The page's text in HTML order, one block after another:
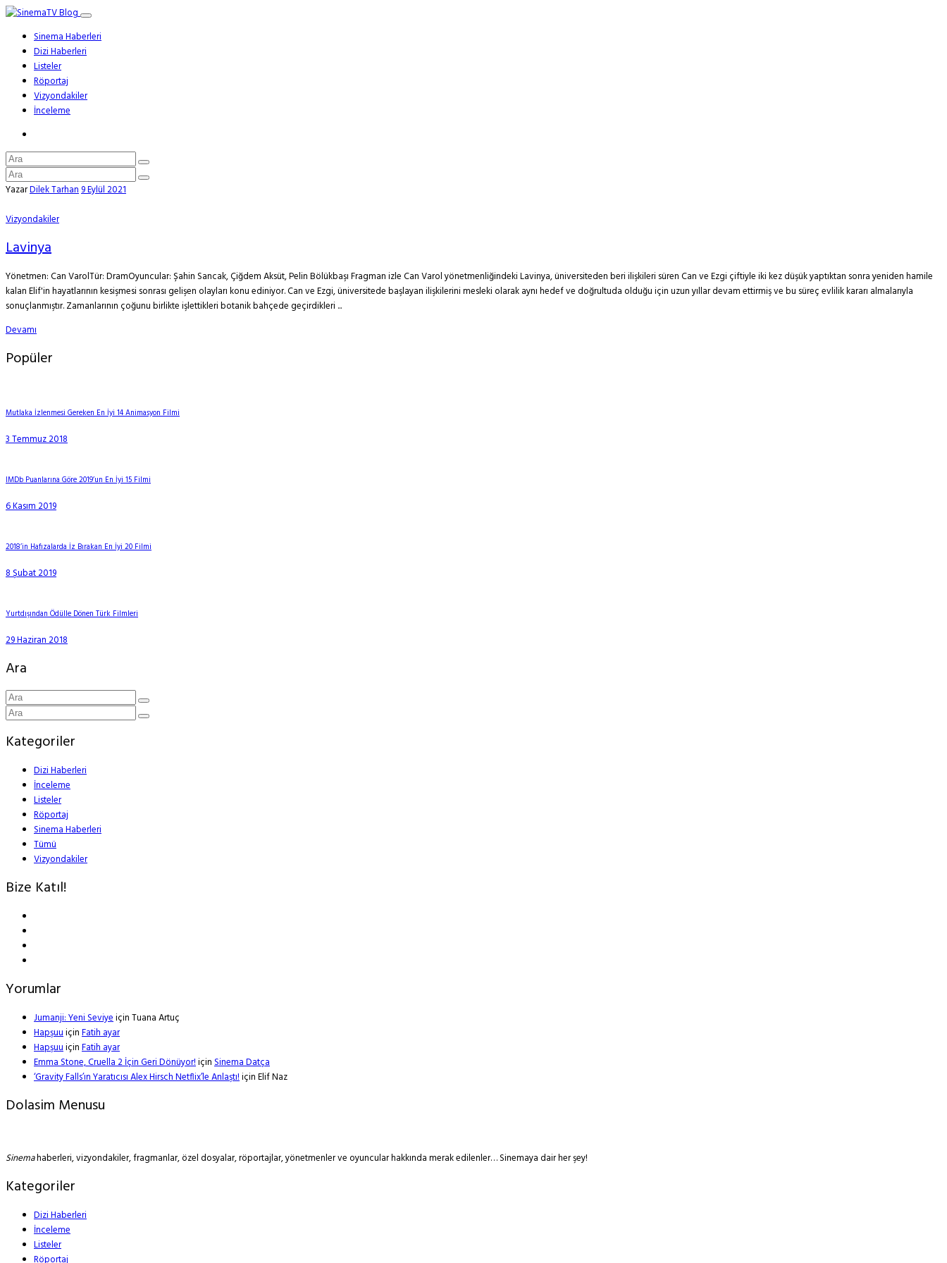
Sinema Haberleri
Dizi Haberleri
Listeler
Röportaj
Vizyondakiler
İnceleme
YazarDilek Tarhan9 Eylül 2021
Vizyondakiler
Lavinya
Yönetmen: Can VarolTür: DramOyuncular: Şahin Sancak, Çiğdem Aksüt, Pelin Bölükbaşı Fragman izle Can Varol yönetmenliğindeki Lavinya, üniversiteden beri ilişkileri süren Can ve Ezgi çiftiyle iki kez düşük yaptıktan sonra yeniden hamile
kalan Elif'in hayatlarının kesişmesi sonrası gelişen olayları konu ediniyor. Can ve Ezgi, üniversitede başlayan ilişkilerini mesleki olarak aynı hedef ve doğrultuda olduğu için uzun yıllar devam ettirmiş ve bu süreç evlilik kararı almalarıyla
sonuçlanmıştır. Zamanlarının çoğunu birlikte işlettikleri botanik bahçede geçirdikleri ...
Devamı
Popüler
Mutlaka İzlenmesi Gereken En İyi 14 Animasyon Filmi
3 Temmuz 2018
IMDb Puanlarına Göre 2019’un En İyi 15 Filmi
6 Kasım 2019
2018’in Hafızalarda İz Bırakan En İyi 20 Filmi
8 Şubat 2019
Yurtdışından Ödülle Dönen Türk Filmleri
29 Haziran 2018
Ara
Kategoriler
Dizi Haberleri
İnceleme
Listeler
Röportaj
Sinema Haberleri
Tümü
Vizyondakiler
Bize Katıl!
Yorumlar
Jumanji: Yeni SeviyeiçinTuana Artuç
HapşuuiçinFatih ayar
HapşuuiçinFatih ayar
Emma Stone, Cruella 2 İçin Geri Dönüyor!içinSinema Datça
‘Gravity Falls’ın Yaratıcısı Alex Hirsch Netflix’le Anlaştı!içinElif Naz
Dolasim Menusu
Sinemahaberleri, vizyondakiler, fragmanlar, özel dosyalar, röportajlar, yönetmenler ve oyuncular hakkında merak edilenler… Sinemaya dair her şey!
Kategoriler
Dizi Haberleri
İnceleme
Listeler
Röportaj